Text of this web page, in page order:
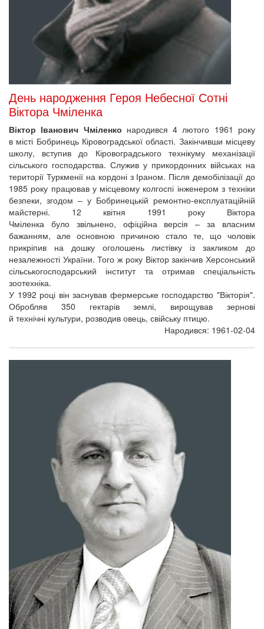
День народження Героя Небесної Сотні
Віктора Чміленка
Віктор Іванович Чміленко народився 4 лютого 1961 року
в місті Бобринець Кіровоградської області. Закінчивши місцеву
школу, вступив до Кіровоградського технікуму механізації
сільського господарства. Служив у прикордонних військах на
території Туркменії на кордоні з Іраном. Після демобілізації до
1985 року працював у місцевому колгоспі інженером з техніки
безпеки, згодом – у Бобринецькій ремонтно-експлуатаційній
майстерні. 12 квітня 1991 року Віктора
Чміленка було звільнено, офіційна версія – за власним
бажанням, але основною причиною стало те, що чоловік
прикріпив на дошку оголошень листівку із закликом до
незалежності України. Того ж року Віктор закінчив Херсонський
сільськогосподарський інститут та отримав спеціальність
зоотехніка.
У 1992 році він заснував фермерське господарство "Вікторія".
Обробляв 350 гектарів землі, вирощував зернові
й технічні культури, розводив овець, свійську птицю.
Народився: 1961-02-04